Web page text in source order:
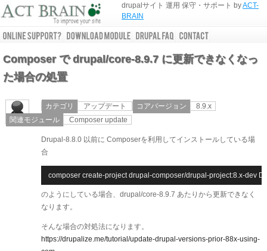
drupalサイト 運用 保守・サポート byACT-
BRAIN
Composer で drupal/core-8.9.7 に更新できなくなっ
た場合の処置
カテゴリ アップデート コアバージョン
8.9.x
関連モジュール
Composer update
Drupal-8.8.0 以前に Composerを利用してインストールしている場
合
composer create-project drupal-composer/drupal-project:8.x-dev
のようにしている場合、drupal/core-8.9.7 あたりから更新できなく
なります。
そんな場合の対処法になります。
https://drupalize.me/tutorial/update-drupal-versions-prior-88x-using-